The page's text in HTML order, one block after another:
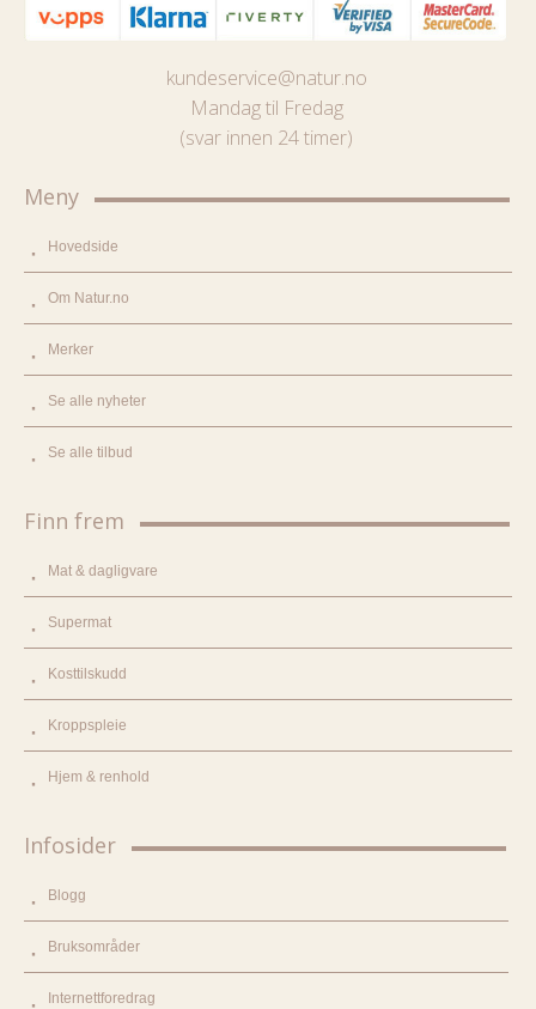
kundeservice@natur.no
Mandag til Fredag
(svar innen 24 timer)
Meny
Hovedside
Om Natur.no
Merker
Se alle nyheter
Se alle tilbud
Finn frem
Mat & dagligvare
Supermat
Kosttilskudd
Kroppspleie
Hjem & renhold
Infosider
Blogg
Bruksområder
Internettforedrag